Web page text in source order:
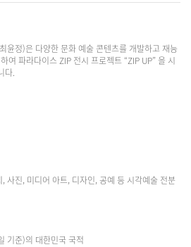
윤정)은 다양한 문화 예술 콘텐츠를 개발하고 재능
여 파라다이스 ZIP 전시 프로젝트 “ZIP UP” 을 시
다.
사진, 미디어 아트, 디자인, 공예 등 시각예술 전분
기준)의 대한민국 국적